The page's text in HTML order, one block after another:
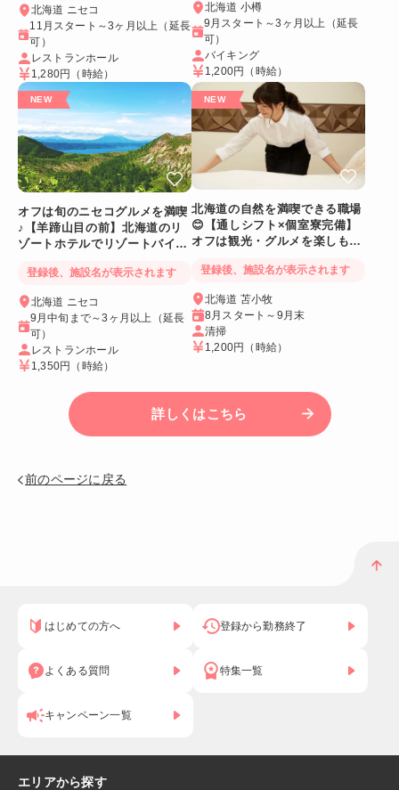
北海道 ニセコ
11月スタート～3ヶ月以上（延長
可）
レストランホール
1,280円
（時給）
北海道 小樽
9月スタート～3ヶ月以上（延長
可）
バイキング
1,200円
（時給）
オフは旬のニセコグルメを満喫
♪【羊蹄山目の前】北海道のリ
ゾートホテルでリゾートバイト
登録後、施設名が表示されます
北海道 ニセコ
9月中旬まで～3ヶ月以上（延長
可）
レストランホール
1,350円 （時給）
北海道の自然を満喫できる職場
😊【通しシフト×個室寮完備】
オフは観光・グルメを楽しも
登録後、施設名が表示されます
北海道 苫小牧
8月スタート～9月末
清掃
1,200円 （時給）
詳しくはこちら
前のページに戻る
はじめての方へ 登録から勤務終了
よくある質問 特集一覧
キャンペーン一覧
エリアから探す